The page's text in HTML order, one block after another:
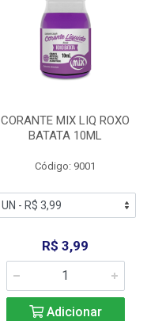
CORANTE MIX LIQ ROXO
BATATA 10ML
Código: 9001
R$ 3,99
Adicionar